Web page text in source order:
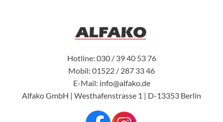
Hotline: 030 / 39 40 53 76
Mobil: 01522 / 287 33 46
E-Mail: info@alfako.de
Alfako GmbH | Westhafenstrasse 1 | D-13353 Berlin